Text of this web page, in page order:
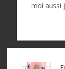
moi aussi